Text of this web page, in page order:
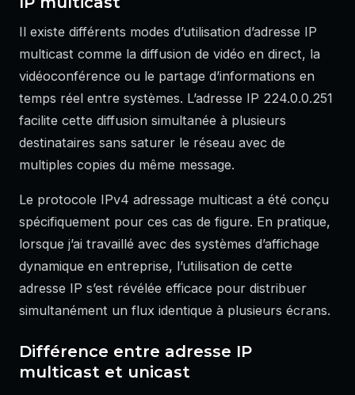
Il existe différents modes d’utilisation d’adresse IP
multicast comme la diffusion de vidéo en direct, la
vidéoconférence ou le partage d’informations en
temps réel entre systèmes. L’adresse IP 224.0.0.251
facilite cette diffusion simultanée à plusieurs
destinataires sans saturer le réseau avec de
multiples copies du même message.
Le protocole IPv4 adressage multicast a été conçu
spécifiquement pour ces cas de figure. En pratique,
lorsque j’ai travaillé avec des systèmes d’affichage
dynamique en entreprise, l’utilisation de cette
adresse IP s’est révélée efficace pour distribuer
simultanément un flux identique à plusieurs écrans.
Différence entre adresse IP
multicast et unicast